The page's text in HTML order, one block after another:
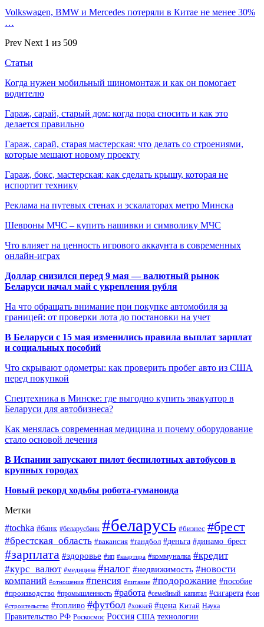
Volkswagen, BMW и Mercedes потеряли в Китае не менее 30%
…
Prev Next 1 из 509
Статьи
Когда нужен мобильный шиномонтаж и как он помогает
водителю
Гараж, сарай, старый дом: когда пора сносить и как это
делается правильно
Гараж, сарай, старая мастерская: что делать со строениями,
которые мешают новому проекту
Гараж, бокс, мастерская: как сделать крышу, которая не
испортит технику
Реклама на путевых стенах и эскалаторах метро Минска
Шевроны МЧС – купить нашивки и символику МЧС
Что влияет на ценность игрового аккаунта в современных
онлайн-играх
Доллар снизился перед 9 мая — валютный рынок
Беларуси начал май с укрепления рубля
На что обращать внимание при покупке автомобиля за
границей: от проверки лота до постановки на учет
В Беларуси с 15 мая изменились правила выплат зарплат
и социальных пособий
Что скрывают одометры: как проверить пробег авто из США
перед покупкой
Спецтехника в Минске: где выгодно купить эвакуатор в
Беларуси для автобизнеса?
Как менялась современная медицина и почему оборудование
стало основой лечения
В Испании запускают пилот беспилотных автобусов в
крупных городах
Новый рекорд ходьбы робота-гуманоида
Метки
#tochka #банк #беларусбанк #беларусь #бизнес #брест
#брестская_область #вакансия #гандбол #деньга #динамо_брест
#зарплата #здоровье #ип #квартира #коммуналка #кредит
#курс_валют #медицина #налог #недвижимость #новости
компаний #отношения #пенсия #питание #подорожание #пособие
#производство #промышленность #работа #семейный_капитал #сигарета #сон
#строительство #топливо #футбол #хоккей #цена Китай Наука
Правительство РФ Роскосмос Россия США технологии